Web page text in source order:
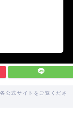
公式サイトをご覧くださ